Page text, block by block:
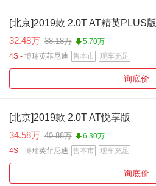
[北京]2019款 2.0T AT精英PLUS版
32.48万 38.18万
5.70万
4S - 博瑞英菲尼迪 售本市 现车充足
询底价
[北京]2019款 2.0T AT悦享版
34.58万 40.88万
6.30万
4S - 博瑞英菲尼迪 售本市 现车充足
询底价